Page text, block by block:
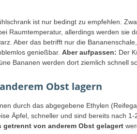
ist nur bedingt zu empfehlen.
Raumtemperatur, allerdings werden sie
Aber das betrifft nur die
genießbar. Aber aufpassen: Der
Bananen werden dort ziemlich schnell
Obst lagern
durch das abgegebene Ethylen
Äpfel, schneller und sind bereits nach 1-
getrennt von anderem Obst gelagert